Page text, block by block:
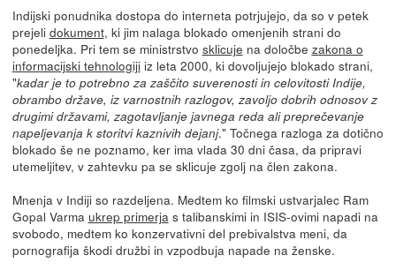
Indijski ponudnika dostopa do interneta potrjujejo, da so v petek
prejeli dokument, ki jim nalaga blokado omenjenih strani do
ponedeljka. Pri tem se ministrstvo sklicuje na določbe zakona o
informacijski tehnologijiiz leta 2000, ki dovoljujejo blokado strani,
"kadar je to potrebno za zaščito suverenosti in celovitosti Indije,
obrambo države, iz varnostnih razlogov, zavoljo dobrih odnosov z
drugimi državami, zagotavljanje javnega reda ali preprečevanje
napeljevanja k storitvi kaznivih dejanj." Točnega razloga za dotično
blokado še ne poznamo, ker ima vlada 30 dni časa, da pripravi
utemeljitev, v zahtevku pa se sklicuje zgolj na člen zakona.
Mnenja v Indiji so razdeljena. Medtem ko filmski ustvarjalec Ram
Gopal Varma ukrep primerjas talibanskimi in ISIS-ovimi napadi na
svobodo, medtem ko konzervativni del prebivalstva meni, da
pornografija škodi družbi in vzpodbuja napade na ženske.